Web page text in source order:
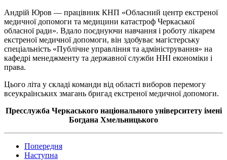
Андрій Юров — працівник КНП «Обласний центр екстреної
медичної допомоги та медицини катастроф Черкаської
обласної ради». Вдало поєднуючи навчання і роботу лікарем
екстреної медичної допомоги, він здобуває магістерську
спеціальність «Публічне управління та адміністрування» на
кафедрі менеджменту та державної служби ННІ економіки і
права.
Цього літа у складі команди від області виборов перемогу
всеукраїнських змагань бригад екстреної медичної допомоги.
Пресслужба Черкаського національного університету імені
Богдана Хмельницького
Попередня
Наступна